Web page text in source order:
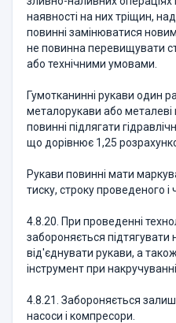
наявності на них тріщин,
повинні замінюватися
не повинна перевищувати
або технічними умовами.
Гумотканинні рукави один
металорукави або металеві
повинні підлягати
що дорівнює 1,25
Рукави повинні мати
тиску, строку проведеного
4.8.20. При проведенні
забороняється підтягувати
від'єднувати рукави, а
інструмент при накручуванні
4.8.21. Забороняється
насоси і компресори.